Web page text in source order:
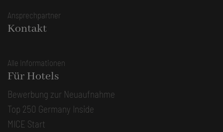
Ansprechpartner
Kontakt
Alle Informationen
Für Hotels
Bewerbung zur Neuaufnahme
Top 250 Germany Inside
MICE Start